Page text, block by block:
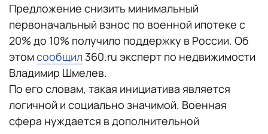
Предложение снизить минимальный
первоначальный взнос по военной ипотеке с
20% до 10% получило поддержку в России. Об
этомсообщил360.ru эксперт по недвижимости
Владимир Шмелев.
По его словам, такая инициатива является
логичной и социально значимой. Военная
сфера нуждается в дополнительной